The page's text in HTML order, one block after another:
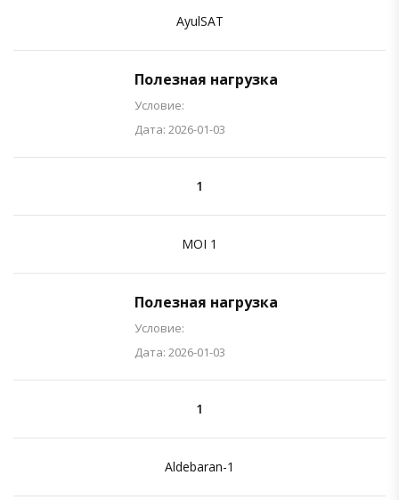
AyulSAT
Полезная нагрузка
Условие:
Дата: 2026-01-03
1
MOI 1
Полезная нагрузка
Условие:
Дата: 2026-01-03
1
Aldebaran-1